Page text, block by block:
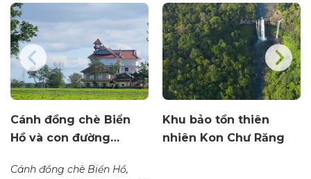
Cánh đồng chè Biển
Hồ và con đường…
Cánh đồng chè Biển Hồ,
Khu bảo tồn thiên
nhiên Kon Chư Răng